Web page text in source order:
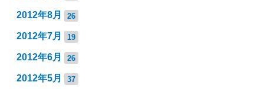
2012年8月 26
2012年7月 19
2012年6月 26
2012年5月 37